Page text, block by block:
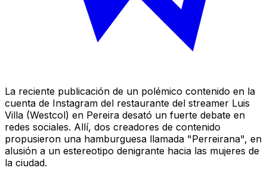
La reciente publicación de un polémico contenido en la
cuenta de Instagram del restaurante del streamer Luis
Villa (Westcol) en Pereira desató un fuerte debate en
redes sociales. Allí, dos creadores de contenido
propusieron una hamburguesa llamada "Perreirana", en
alusión a un estereotipo denigrante hacia las mujeres de
la ciudad.